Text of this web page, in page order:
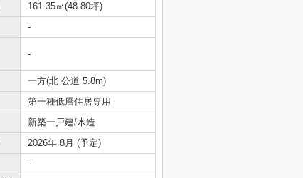
161.35㎡(48.80坪)
-
-
一方(北 公道 5.8m)
第一種低層住居専用
新築一戸建/木造
2026年 8月 (予定)
-